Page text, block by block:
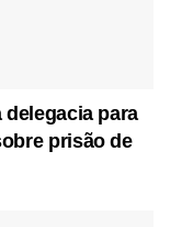
delegacia para
prisão de